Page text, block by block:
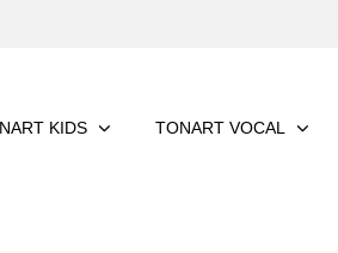
KIDS TONART VOCAL